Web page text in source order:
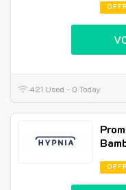
421 Used - 0 Today